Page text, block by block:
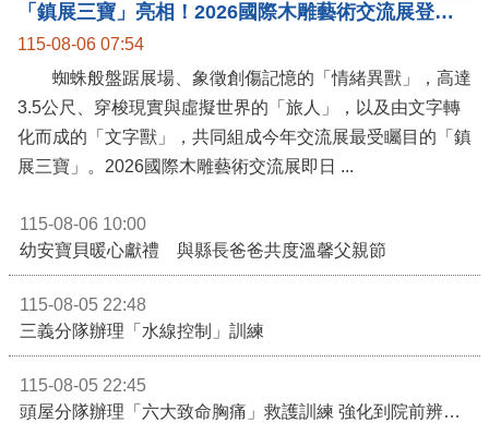
「鎮展三寶」亮相！2026國際木雕藝術交流展登場 國際木雕競賽得獎入圍名單同步揭曉
115-08-06 07:54
蜘蛛般盤踞展場、象徵創傷記憶的「情緒異獸」，高達
3.5公尺、穿梭現實與虛擬世界的「旅人」，以及由文字轉
化而成的「文字獸」，共同組成今年交流展最受矚目的「鎮
展三寶」。2026國際木雕藝術交流展即日 ...
115-08-06 10:00
幼安寶貝暖心獻禮 與縣長爸爸共度溫馨父親節
115-08-05 22:48
三義分隊辦理「水線控制」訓練
115-08-05 22:45
頭屋分隊辦理「六大致命胸痛」救護訓練 強化到院前辨識能力 提升緊急救護品質